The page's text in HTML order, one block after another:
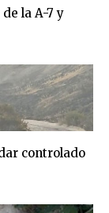
la A-7 y
controlado